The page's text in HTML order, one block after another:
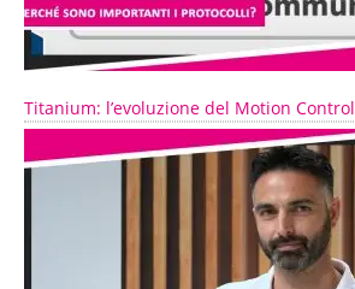
Titanium: l’evoluzione del Motion Control